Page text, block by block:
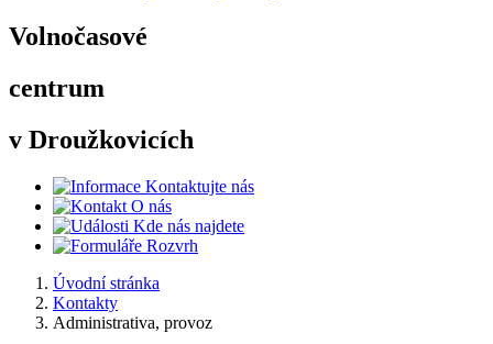
Volnočasové
centrum
v Droužkovicích
Kontaktujte nás
O nás
Kde nás najdete
Rozvrh
Úvodní stránka
Kontakty
Administrativa, provoz